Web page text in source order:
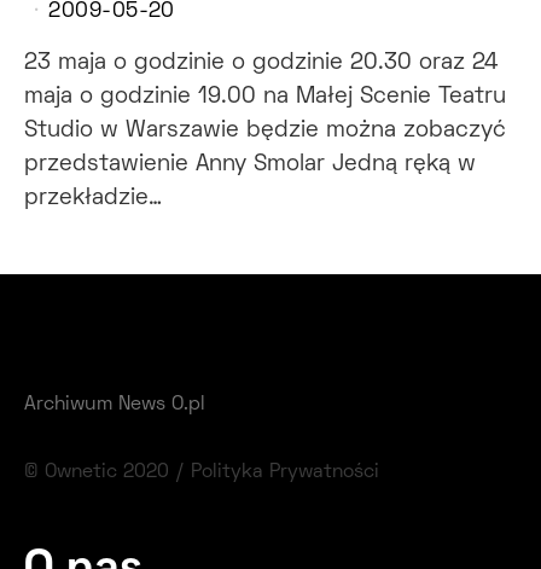
2009-05-20
23 maja o godzinie o godzinie 20.30 oraz 24
maja o godzinie 19.00 na Małej Scenie Teatru
Studio w Warszawie będzie można zobaczyć
przedstawienie Anny Smolar Jedną ręką w
przekładzie…
Archiwum News O.pl
© Ownetic 2020 / Polityka Prywatności